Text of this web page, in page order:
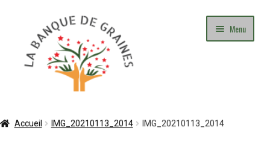
navigation
contenu
Menu
Accueil IMG_20210113_2014 IMG_20210113_2014